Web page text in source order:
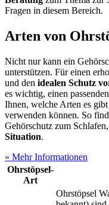
Fragen in diesem Bereich.
Arten von
Nicht nur kann ein
unterstützen. Für einen
und den idealen Schutz
es wichtig, einen
Ihnen, welche Arten es
verwenden können. So
Gehörschutz zum
Situation.
» Mehr Informationen
Ohrstöpsel-
Art
Ohrstöpsel